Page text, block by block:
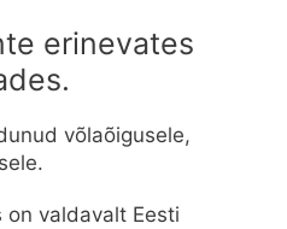
erinevates
võlaõigusele,
valdavalt Eesti